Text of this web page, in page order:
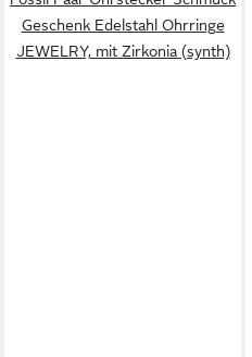
Geschenk Edelstahl Ohrringe
JEWELRY, mit Zirkonia (synth)